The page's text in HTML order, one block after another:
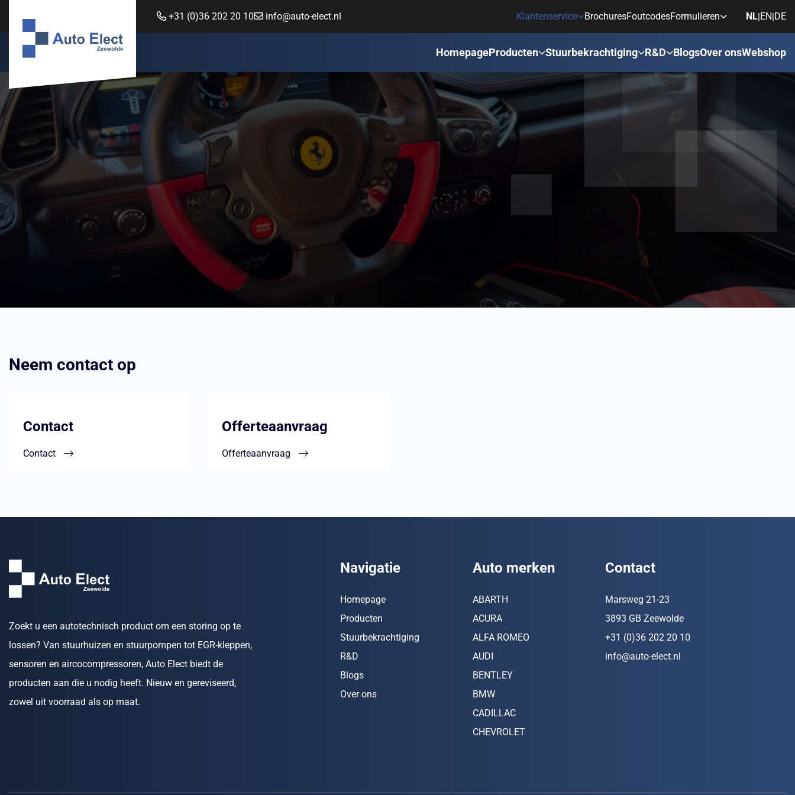
+31 (0)36 202 20 10 info@auto-elect.nl Klantenservice BrochuresFoutcodesFormulieren NL|EN|DE
HomepageProducten Stuurbekrachtiging R&D BlogsOver onsWebshop
Auto Elect Zeewolde Klantenservice
Neem contact op
Contact
Contact
meer
Contact
Offerteaanvraag
Offerteaanvraag
meer
Offerteaanvraag
Zoekt u een autotechnisch product om een storing op te
lossen? Van stuurhuizen en stuurpompen tot EGR-kleppen,
sensoren en aircocompressoren, Auto Elect biedt de
producten aan die u nodig heeft. Nieuw en gereviseerd,
zowel uit voorraad als op maat.
Navigatie
Homepage
Producten
Stuurbekrachtiging
R&D
Blogs
Over ons
Auto merken
ABARTH
ACURA
ALFA ROMEO
AUDI
BENTLEY
BMW
CADILLAC
CHEVROLET
Contact
Marsweg 21-23
3893 GB Zeewolde
+31 (0)36 202 20 10
info@auto-elect.nl